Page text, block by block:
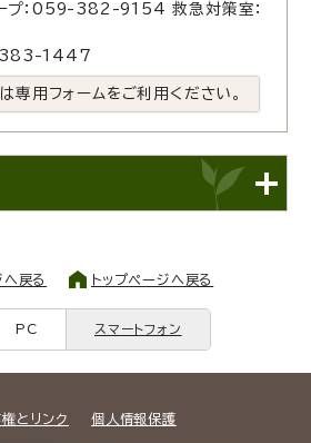
プ：059-382-9154 救急対策室：
383-1447
専用フォームをご利用ください。
戻る トップページへ戻る
PC スマートフォン
とリンク 個人情報保護